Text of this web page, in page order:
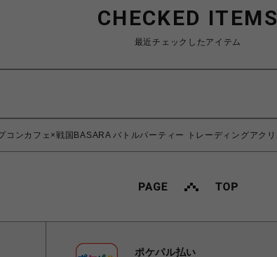
CHECKED ITEMS
最近チェックしたアイテム
コンカフェ×戦国BASARA バトルパーティー トレーディングアク
ポケパル払い